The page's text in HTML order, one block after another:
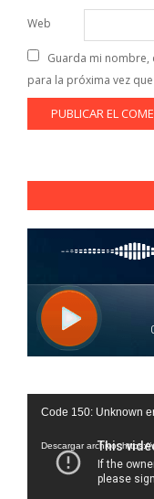
Web
Guarda mi
para la próxima vez
Reproductor
vídeo
Code 150: Unknown
Descargar archivo: https://